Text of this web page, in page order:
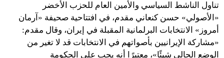
تناول الناشط السياسي والأمين العام للحزب الأخضر
«الأصولي» حسن كنعاني مقدم، في افتتاحية صحيفة «آرمان
أمروز» الانتخابات البرلمانية المقبلة في إيران، وقال مقدم:
«مشاركة الإيرانيين بأصواتهم في الانتخابات قد لا تغير من
الوضع الحالي شيئًا»، معتبرًا أنه يجب على الحكومة